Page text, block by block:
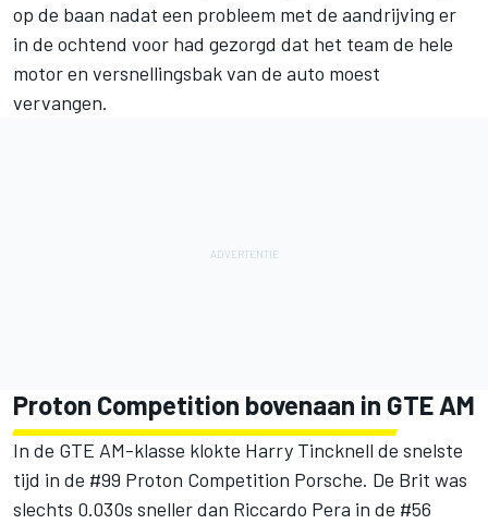
op de baan nadat een probleem met de aandrijving er
in de ochtend voor had gezorgd dat het team de hele
motor en versnellingsbak van de auto moest
vervangen.
Proton Competition bovenaan in GTE AM
In de GTE AM-klasse klokte Harry Tincknell de snelste
tijd in de #99 Proton Competition Porsche. De Brit was
slechts 0.030s sneller dan Riccardo Pera in de #56